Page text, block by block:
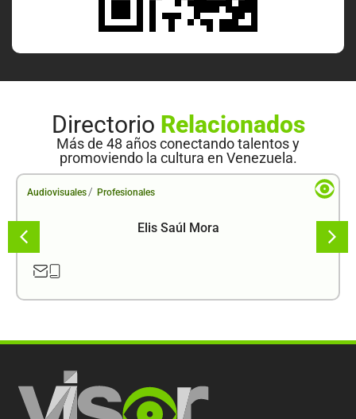
Directorio Relacionados
Más de 48 años conectando talentos y
promoviendo la cultura en Venezuela.
Audiovisuales / Profesionales
Elis Saúl Mora